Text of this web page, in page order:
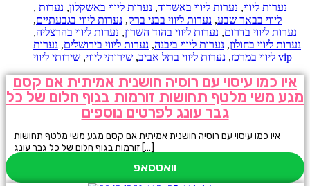
, נערות ליווי, נערות ליווי באשדוד, נערות ליווי באשקלון, נערות
ליווי בבאר שבע, נערות ליווי בבני ברק, נערות ליווי בגבעתיים,
נערות ליווי בדרום, נערות ליווי בהוד השרון, נערות ליווי בהרצליה,
נערות ליווי בחולון, נערות ליווי ביבנה, נערות ליווי בירושלים, נערות
ליווי במרכז, נערות ליווי בתל אביב, שירותי ליווי, שירותי ליווי vip
איו כמו עיסוי עם רוסיה חושנית אמיתית אם קסם
מגע משי מלטף תחושות זורמות בגוף חלום של כל
גבר עונג לפרטים נוספים
איו כמו עיסוי עם רוסיה חושנית אמיתית אם קסם מגע משי מלטף תחושות
זורמות בגוף חלום של כל גבר עונג […]
וואטסאפ